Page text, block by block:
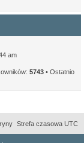
am
5743 • Ostatnio
Strefa czasowa UTC